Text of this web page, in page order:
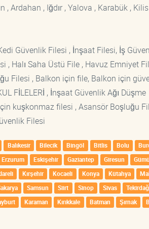
, Ardahan , Iğdır , Yalova , Karabük ,
Güvenlik Filesi , İnşaat Filesi, İş
, Halı Saha Üstü File , Havuz Emniyet
Filesi , Balkon için file, Balkon için
FİLELERİ , İnşaat Güvenlik Ağı Düşme
kuşkonmaz filesi , Asansör Boşluğu
Filesi
Balıkesir Bilecik Bingöl Bitlis Bolu
Erzurum Eskişehir Gaziantep Giresun
Kırşehir Kocaeli Konya Kütahya
Samsun Siirt Sinop Sivas
Tekirdağ
Karaman Kırıkkale Batman Şırnak